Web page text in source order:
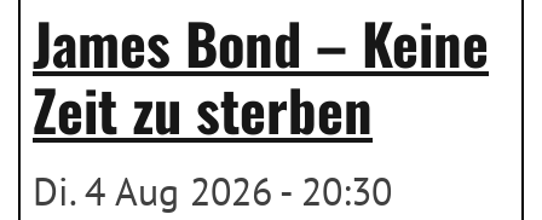
James Bond – Keine
Zeit zu sterben
Di. 4 Aug 2026 - 20:30